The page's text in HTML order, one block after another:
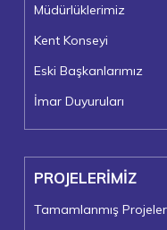
Müdürlüklerimiz
Kent Konseyi
Eski Başkanlarımız
İmar Duyuruları
PROJELERİMİZ
Tamamlanmış